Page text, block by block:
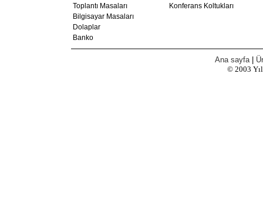
Toplantı Masaları
Konferans Koltukları
Bilgisayar Masaları
Dolaplar
Banko
Ana sayfa
© 2003